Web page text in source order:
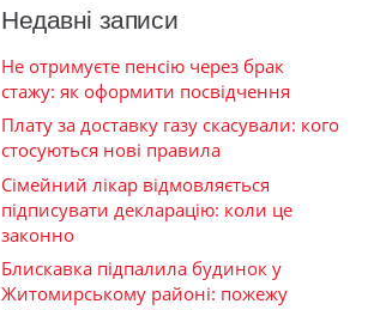
Недавні записи
Не отримуєте пенсію через брак
стажу: як оформити посвідчення
Плату за доставку газу скасували: кого
стосуються нові правила
Сімейний лікар відмовляється
підписувати декларацію: коли це
законно
Блискавка підпалила будинок у
Житомирському районі: пожежу